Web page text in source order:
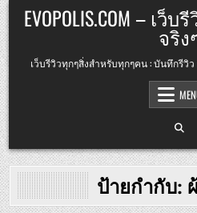
Skip
to
content
EVOPOLIS.COM – เ
จริง
เว็บรีวิวทุกๆสิ่งสำหรับทุกๆคน : บันทึกรีวิ
ป้ายกำกับ: